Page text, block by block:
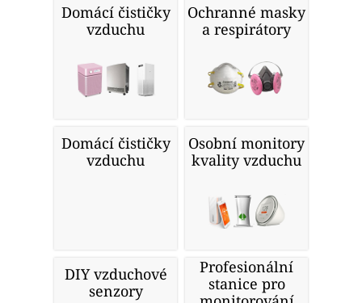
Domácí čističky
vzduchu
Ochranné masky
a respirátory
Domácí čističky
vzduchu
Osobní monitory
kvality vzduchu
DIY vzduchové
senzory
Profesionální
stanice pro